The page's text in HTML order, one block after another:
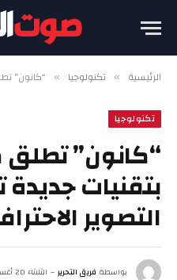
الرئيسية » تكنولوجيا » “كانون” تطلق
تكنولوجيا
“كانون” تطلق
بتقنيات جديدة
التصوير
بواسطة فريق التحرير الثلاثاء 20 أغسطس 3:26 م